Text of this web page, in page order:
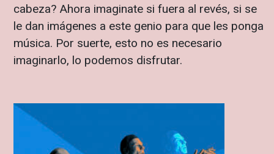
cabeza? Ahora imaginate si fuera al revés, si se
le dan imágenes a este genio para que les ponga
música. Por suerte, esto no es necesario
imaginarlo, lo podemos disfrutar.